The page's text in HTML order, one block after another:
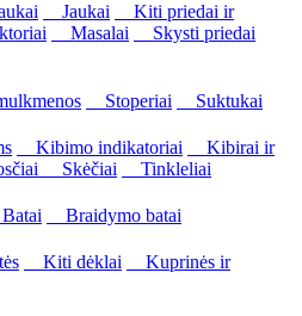
Jaukai
Kiti priedai ir
Masalai
Skysti priedai
Stoperiai
Suktukai
Kibimo indikatoriai
Kibirai ir
Skėčiai
Tinkleliai
Braidymo batai
Kiti dėklai
Kuprinės ir